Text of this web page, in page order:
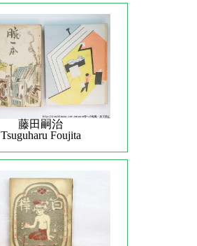
藤田嗣治
Tsuguharu Foujita